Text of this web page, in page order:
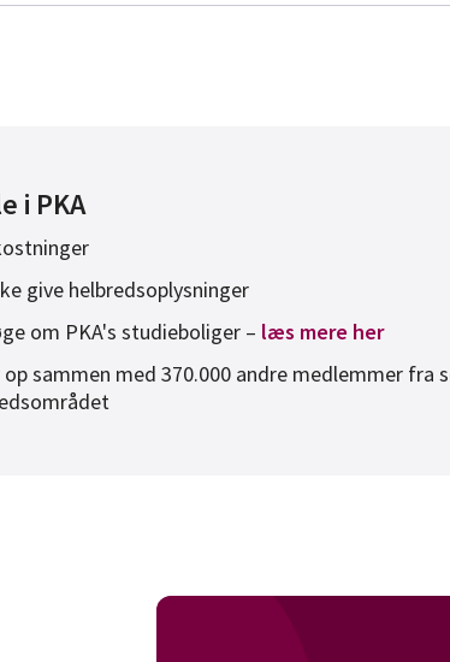
koordinatorer HK Kommunal
i PKA
give helbredsoplysninger
om PKA's studieboliger – læs mere her
op sammen med 370.000 andre medlemmer fra